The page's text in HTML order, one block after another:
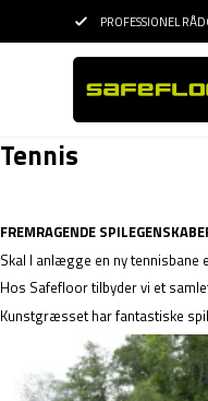
PROFESSIONEL
Tennis
FREMRAGENDE
Skal I anlægge en ny tennisbane
Hos Safefloor tilbyder vi et
Kunstgræsset har fantastiske